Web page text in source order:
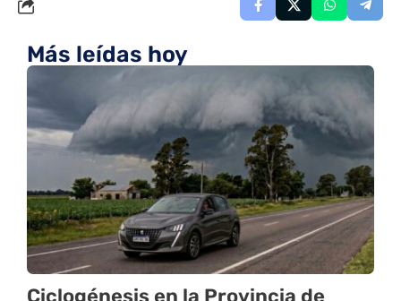
Más leídas hoy
Ciclogénesis en la Provincia de